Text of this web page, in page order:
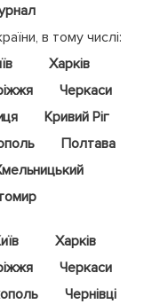
в тому числі:
Харків
Черкаси
Кривий Ріг
Полтава
Харків
Черкаси
Чернівці